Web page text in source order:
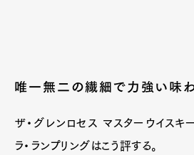
唯一無二の繊細で力強い味
ザ・グレンロセス マスターウイスキ
ラ・ランプリングはこう評する。